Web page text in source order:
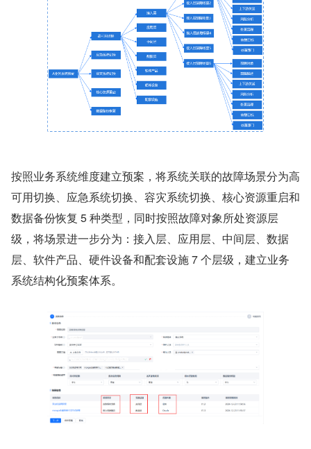
按照业务系统维度建立预案，将系统关联的故障场景分为高
可用切换、应急系统切换、容灾系统切换、核心资源重启和
数据备份恢复 5 种类型，同时按照故障对象所处资源层
级，将场景进一步分为：接入层、应用层、中间层、数据
层、软件产品、硬件设备和配套设施 7 个层级，建立业务
系统结构化预案体系。